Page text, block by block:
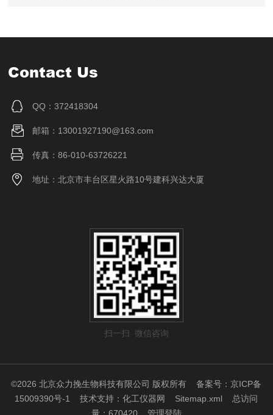
Contact Us
QQ：372418304
邮箱：13001927190@163.com
传真：86-010-63726221
地址：北京市丰台区星火路10号建科兴达大厦
扫一扫 微信咨询
©2026 北京众力挽生物科技有限公司 版权所有备案号：京ICP备
15009390号-1
技术支持：化工仪器网 Sitemap.xml 总访问